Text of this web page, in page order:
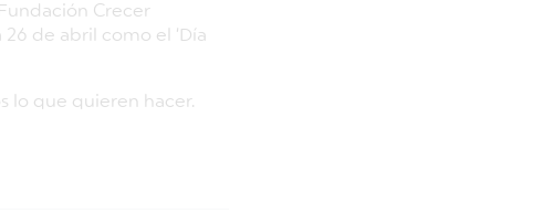
Crecer
de abril como el ‘Día
lo que quieren hacer.